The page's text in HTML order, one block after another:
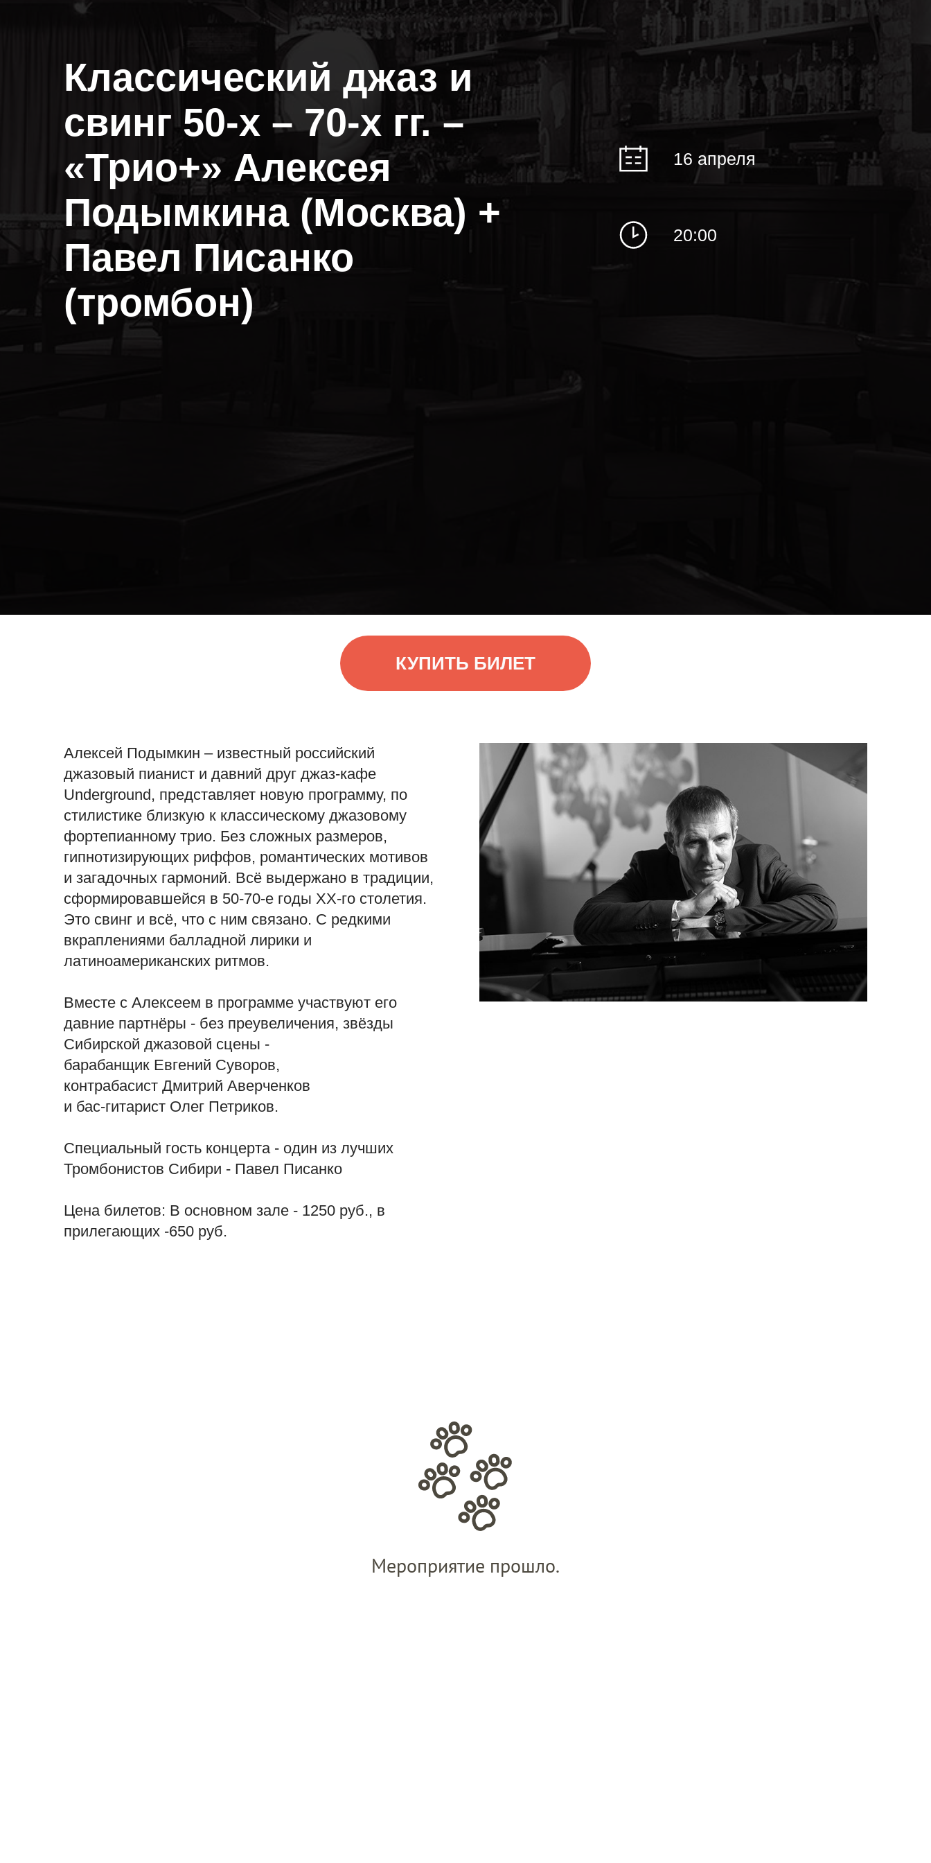
Классический джаз и
свинг 50-х – 70-х гг. –
«Трио+» Алексея
Подымкина (Москва) +
Павел Писанко
(тромбон)
16 апреля
20:00
КУПИТЬ БИЛЕТ
Алексей Подымкин – известный российский
джазовый пианист и давний друг джаз-кафе
Underground, представляет новую программу, по
стилистике близкую к классическому джазовому
фортепианному трио. Без сложных размеров,
гипнотизирующих риффов, романтических мотивов
и загадочных гармоний. Всё выдержано в традиции,
сформировавшейся в 50-70-е годы ХХ-го столетия.
Это свинг и всё, что с ним связано. С редкими
вкраплениями балладной лирики и
латиноамериканских ритмов.
Вместе с Алексеем в программе участвуют его
давние партнёры - без преувеличения, звёзды
Сибирской джазовой сцены -
барабанщик Евгений Суворов,
контрабасист Дмитрий Аверченков
и бас-гитарист Олег Петриков.
Специальный гость концерта - один из лучших
Тромбонистов Сибири - Павел Писанко
Цена билетов: В основном зале - 1250 руб., в
прилегающих -650 руб.